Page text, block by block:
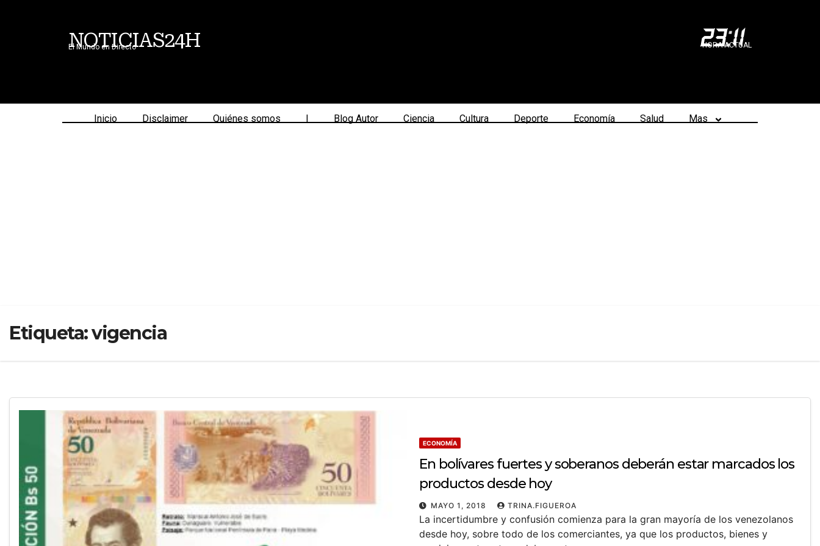
NOTICIAS24H
El Mundo en Directo 23:11
HORA ACTUAL
Inicio Disclaimer Quiénes somos | Blog Autor Ciencia Cultura Deporte Economía Salud Mas
Etiqueta:vigencia
ECONOMÍA
En bolívares fuertes y soberanos deberán estar marcados los
productos desde hoy
MAYO 1, 2018 TRINA.FIGUEROA
La incertidumbre y confusión comienza para la gran mayoría de los venezolanos
desde hoy, sobre todo de los comerciantes, ya que los productos, bienes y